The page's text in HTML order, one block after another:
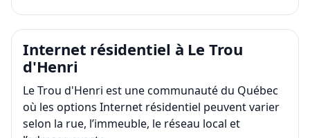
Internet résidentiel à Le Trou
d'Henri
Le Trou d'Henri est une communauté du Québec
où les options Internet résidentiel peuvent varier
selon la rue, l’immeuble, le réseau local et